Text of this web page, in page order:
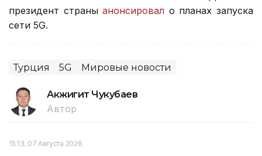
президент страныанонсировал о планах запуска
сети 5G.
Турция 5G Мировые новости
Акжигит Чукубаев
Автор
15:13, 07 Августа 2026